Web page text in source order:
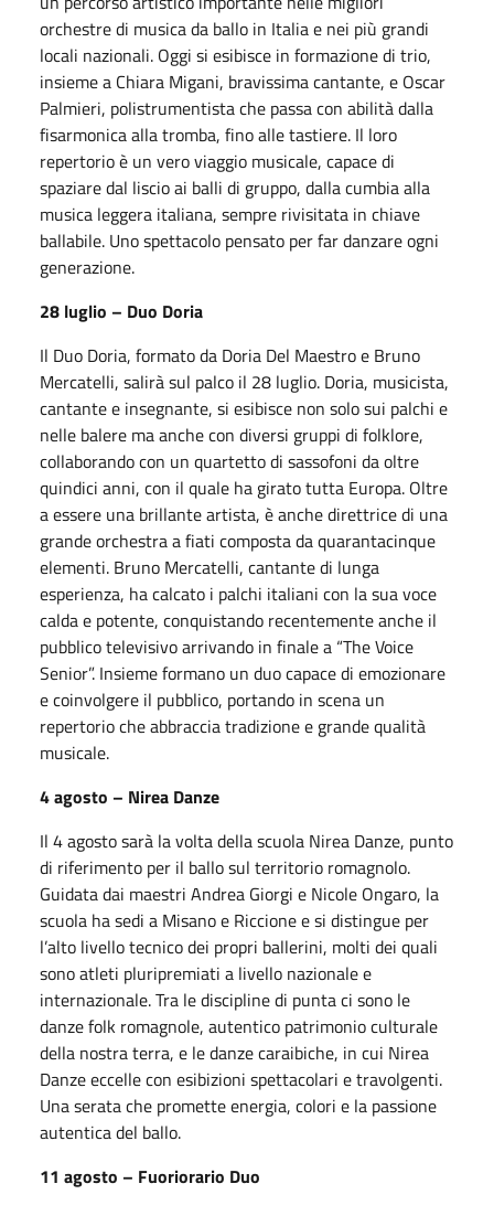
orchestre di musica da ballo in Italia e nei più grandi
locali nazionali. Oggi si esibisce in formazione di trio,
insieme a Chiara Migani, bravissima cantante, e Oscar
Palmieri, polistrumentista che passa con abilità dalla
fisarmonica alla tromba, fino alle tastiere. Il loro
repertorio è un vero viaggio musicale, capace di
spaziare dal liscio ai balli di gruppo, dalla cumbia alla
musica leggera italiana, sempre rivisitata in chiave
ballabile. Uno spettacolo pensato per far danzare ogni
generazione.
28 luglio – Duo Doria
Il Duo Doria, formato da Doria Del Maestro e Bruno
Mercatelli, salirà sul palco il 28 luglio. Doria, musicista,
cantante e insegnante, si esibisce non solo sui palchi e
nelle balere ma anche con diversi gruppi di folklore,
collaborando con un quartetto di sassofoni da oltre
quindici anni, con il quale ha girato tutta Europa. Oltre
a essere una brillante artista, è anche direttrice di una
grande orchestra a fiati composta da quarantacinque
elementi. Bruno Mercatelli, cantante di lunga
esperienza, ha calcato i palchi italiani con la sua voce
calda e potente, conquistando recentemente anche il
pubblico televisivo arrivando in finale a “The Voice
Senior”. Insieme formano un duo capace di emozionare
e coinvolgere il pubblico, portando in scena un
repertorio che abbraccia tradizione e grande qualità
musicale.
4 agosto – Nirea Danze
Il 4 agosto sarà la volta della scuola Nirea Danze, punto
di riferimento per il ballo sul territorio romagnolo.
Guidata dai maestri Andrea Giorgi e Nicole Ongaro, la
scuola ha sedi a Misano e Riccione e si distingue per
l’alto livello tecnico dei propri ballerini, molti dei quali
sono atleti pluripremiati a livello nazionale e
internazionale. Tra le discipline di punta ci sono le
danze folk romagnole, autentico patrimonio culturale
della nostra terra, e le danze caraibiche, in cui Nirea
Danze eccelle con esibizioni spettacolari e travolgenti.
Una serata che promette energia, colori e la passione
autentica del ballo.
11 agosto – Fuoriorario Duo